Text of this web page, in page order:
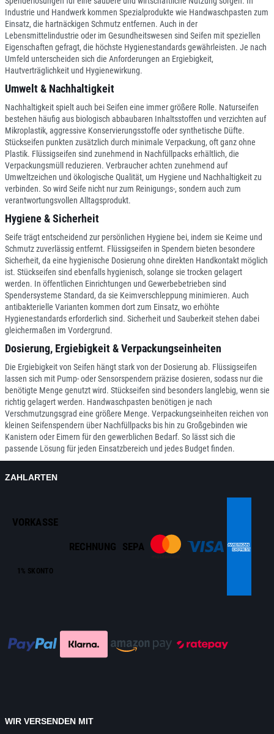
Industrie und Handwerk kommen Spezialprodukte wie Handwaschpasten zum
Einsatz, die hartnäckigen Schmutz entfernen. Auch in der
Lebensmittelindustrie oder im Gesundheitswesen sind Seifen mit speziellen
Eigenschaften gefragt, die höchste Hygienestandards gewährleisten. Je nach
Umfeld unterscheiden sich die Anforderungen an Ergiebigkeit,
Hautverträglichkeit und Hygienewirkung.
Umwelt & Nachhaltigkeit
Nachhaltigkeit spielt auch bei Seifen eine immer größere Rolle. Naturseifen
bestehen häufig aus biologisch abbaubaren Inhaltsstoffen und verzichten auf
Mikroplastik, aggressive Konservierungsstoffe oder synthetische Düfte.
Stückseifen punkten zusätzlich durch minimale Verpackung, oft ganz ohne
Plastik. Flüssigseifen sind zunehmend in Nachfüllpacks erhältlich, die
Verpackungsmüll reduzieren. Verbraucher achten zunehmend auf
Umweltzeichen und ökologische Qualität, um Hygiene und Nachhaltigkeit zu
verbinden. So wird Seife nicht nur zum Reinigungs-, sondern auch zum
verantwortungsvollen Alltagsprodukt.
Hygiene & Sicherheit
Seife trägt entscheidend zur persönlichen Hygiene bei, indem sie Keime und
Schmutz zuverlässig entfernt. Flüssigseifen in Spendern bieten besondere
Sicherheit, da eine hygienische Dosierung ohne direkten Handkontakt möglich
ist. Stückseifen sind ebenfalls hygienisch, solange sie trocken gelagert
werden. In öffentlichen Einrichtungen und Gewerbebetrieben sind
Spendersysteme Standard, da sie Keimverschleppung minimieren. Auch
antibakterielle Varianten kommen dort zum Einsatz, wo erhöhte
Hygienestandards erforderlich sind. Sicherheit und Sauberkeit stehen dabei
gleichermaßen im Vordergrund.
Dosierung, Ergiebigkeit & Verpackungseinheiten
Die Ergiebigkeit von Seifen hängt stark von der Dosierung ab. Flüssigseifen
lassen sich mit Pump- oder Sensorspendern präzise dosieren, sodass nur die
benötigte Menge genutzt wird. Stückseifen sind besonders langlebig, wenn sie
richtig gelagert werden. Handwaschpasten benötigen je nach
Verschmutzungsgrad eine größere Menge. Verpackungseinheiten reichen von
kleinen Seifenspendern über Nachfüllpacks bis hin zu Großgebinden wie
Kanistern oder Eimern für den gewerblichen Bedarf. So lässt sich die
passende Lösung für jeden Einsatzbereich und jedes Budget finden.
ZAHLARTEN
VORKASSE
1% SKONTO
RECHNUNG SEPA
WIR VERSENDEN MIT